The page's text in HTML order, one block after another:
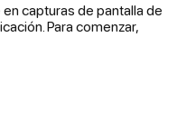
capturas de pantalla de
Para comenzar,